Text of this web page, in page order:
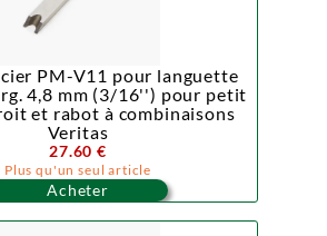
PM-V11 pour languette
4,8 mm (3/16'') pour petit
et rabot à combinaisons
Veritas
27.60 €
Plus qu'un seul article
Acheter